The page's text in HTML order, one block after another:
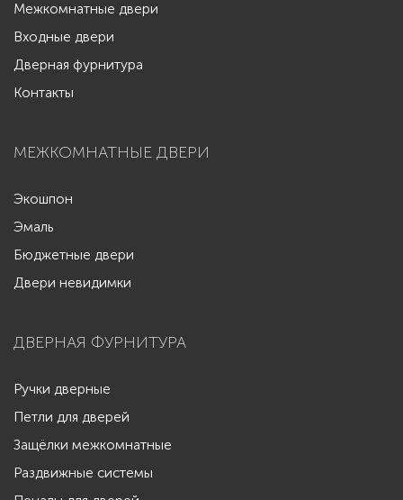
Межкомнатные двери
Входные двери
Дверная фурнитура
Контакты
МЕЖКОМНАТНЫЕ ДВЕРИ
Экошпон
Эмаль
Бюджетные двери
Двери невидимки
ДВЕРНАЯ ФУРНИТУРА
Ручки дверные
Петли для дверей
Защёлки межкомнатные
Раздвижные системы